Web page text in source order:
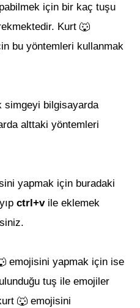
için bir kaç tuşu
Kurt 🐺
bu yöntemleri kullanmak
simgeyi bilgisayarda
alttaki yöntemleri
ni yapmak için buradaki
ctrl+vile eklemek
emojisini yapmak için ise
tuş ile emojiler
🐺 emojisini